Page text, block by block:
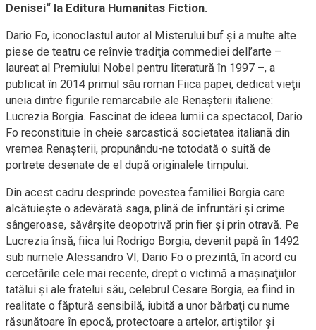
Denisei“ la Editura Humanitas Fiction.
Dario Fo, iconoclastul autor al Misterului buf şi a multe alte
piese de teatru ce reînvie tradiţia commediei dell’arte –
laureat al Premiului Nobel pentru literatură în 1997 –, a
publicat în 2014 primul său roman Fiica papei, dedicat vieţii
uneia dintre figurile remarcabile ale Renaşterii italiene:
Lucrezia Borgia. Fascinat de ideea lumii ca spectacol, Dario
Fo reconstituie în cheie sarcastică societatea italiană din
vremea Renaşterii, propunându-ne totodată o suită de
portrete desenate de el după originalele timpului.
Din acest cadru desprinde povestea familiei Borgia care
alcătuieşte o adevărată saga, plină de înfruntări şi crime
sângeroase, săvârşite deopotrivă prin fier şi prin otravă. Pe
Lucrezia însă, fiica lui Rodrigo Borgia, devenit papă în 1492
sub numele Alessandro VI, Dario Fo o prezintă, în acord cu
cercetările cele mai recente, drept o victimă a maşinaţiilor
tatălui şi ale fratelui său, celebrul Cesare Borgia, ea fiind în
realitate o făptură sensibilă, iubită a unor bărbaţi cu nume
răsunătoare în epocă, protectoare a artelor, artiştilor şi